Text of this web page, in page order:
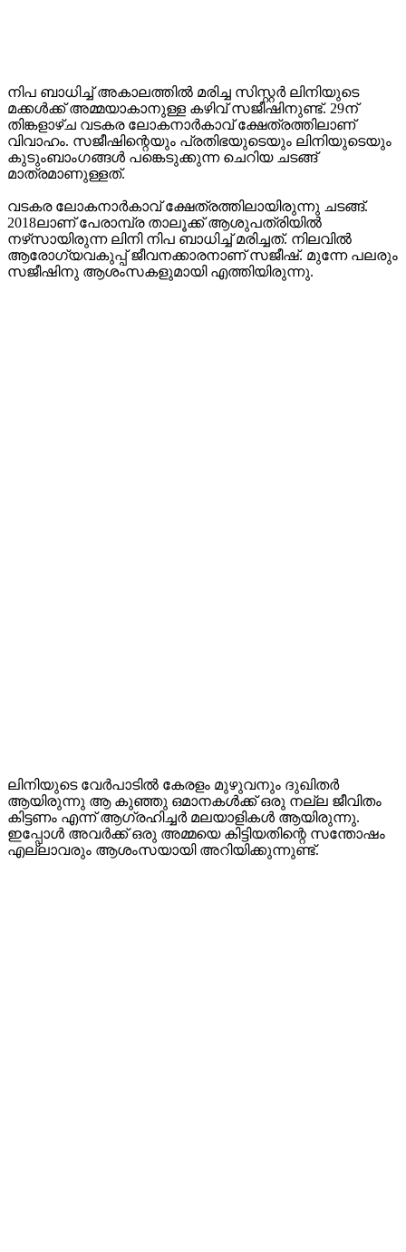
നിപ ബാധിച്ച് അകാലത്തിൽ മരിച്ച സിസ്റ്റർ ലിനിയുടെ
മക്കൾക്ക് അമ്മയാകാനുള്ള കഴിവ് സജീഷിനുണ്ട്. 29ന്
തിങ്കളാഴ്ച വടകര ലോകനാർകാവ് ക്ഷേത്രത്തിലാണ്
വിവാഹം. സജീഷിന്റെയും പ്രതിഭയുടെയും ലിനിയുടെയും
കുടുംബാംഗങ്ങൾ പങ്കെടുക്കുന്ന ചെറിയ ചടങ്ങ്
മാത്രമാണുള്ളത്.
വടകര ലോകനാർകാവ് ക്ഷേത്രത്തിലായിരുന്നു ചടങ്ങ്.
2018ലാണ് പേരാമ്പ്ര താലൂക്ക് ആശുപത്രിയിൽ
നഴ്‌സായിരുന്ന ലിനി നിപ ബാധിച്ച് മരിച്ചത്. നിലവിൽ
ആരോഗ്യവകുപ്പ് ജീവനക്കാരനാണ് സജീഷ്. മുന്നേ പലരും
സജീഷിനു ആശംസകളുമായി എത്തിയിരുന്നു.
ലിനിയുടെ വേര്‍പാടില്‍ കേരളം മുഴുവനും ദുഖിതര്‍
ആയിരുന്നു ആ കുഞ്ഞു ഒമാനകള്‍ക്ക് ഒരു നല്ല ജീവിതം
കിട്ടണം എന്ന് ആഗ്രഹിച്ചര്‍ മലയാളികള്‍ ആയിരുന്നു.
ഇപ്പോള്‍ അവര്‍ക്ക് ഒരു അമ്മയെ കിട്ടിയതിന്റെ സന്തോഷം
എല്ലാവരും ആശംസയായി അറിയിക്കുന്നുണ്ട്.